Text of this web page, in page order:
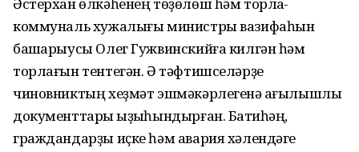
коммуналь хужалығы министры вазифаһын
башҡарыусы Олег Гужвинскийға килгән һәм
торлағын тентегән. Ә тәфтишселәрҙе
чиновниктың хеҙмәт эшмәкәрлегенә ҡағылышлы
документтары ҡыҙыҡһындырған. Баҡтиһәң,
граждандарҙы иҫке һәм авария хәлендәге